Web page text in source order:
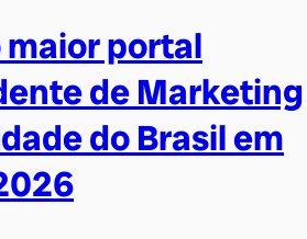
maior portal
de Marketing
do Brasil em